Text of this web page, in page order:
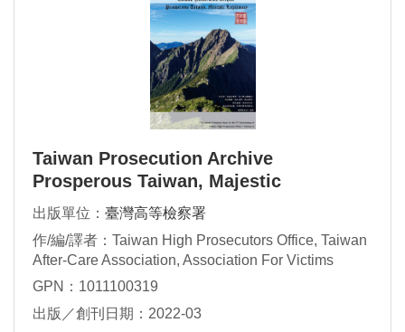
Taiwan Prosecution Archive
Prosperous Taiwan, Majestic
Legitimacy Volume A
出版單位： 臺灣高等檢察署
作/編/譯者：Taiwan High Prosecutors Office, Taiwan
After-Care Association, Association For Victims
Support
GPN：1011100319
出版／創刊日期：2022-03